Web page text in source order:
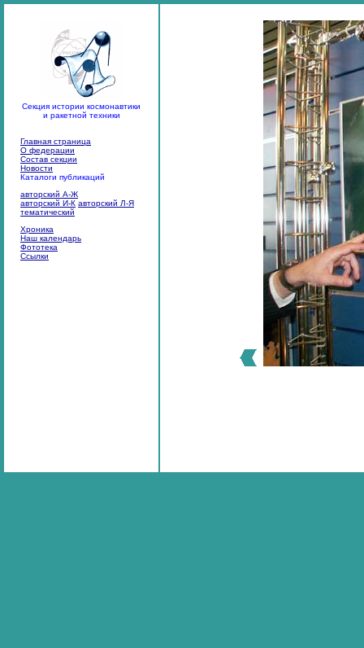
Секция истории космонавтики
и ракетной техники
Главная страница
О федерации
Состав секции
Новости
Каталоги публикаций
авторский А-Ж
авторский И-К авторский Л-Я
тематический
Хроника
Наш календарь
Фототека
Ссылки